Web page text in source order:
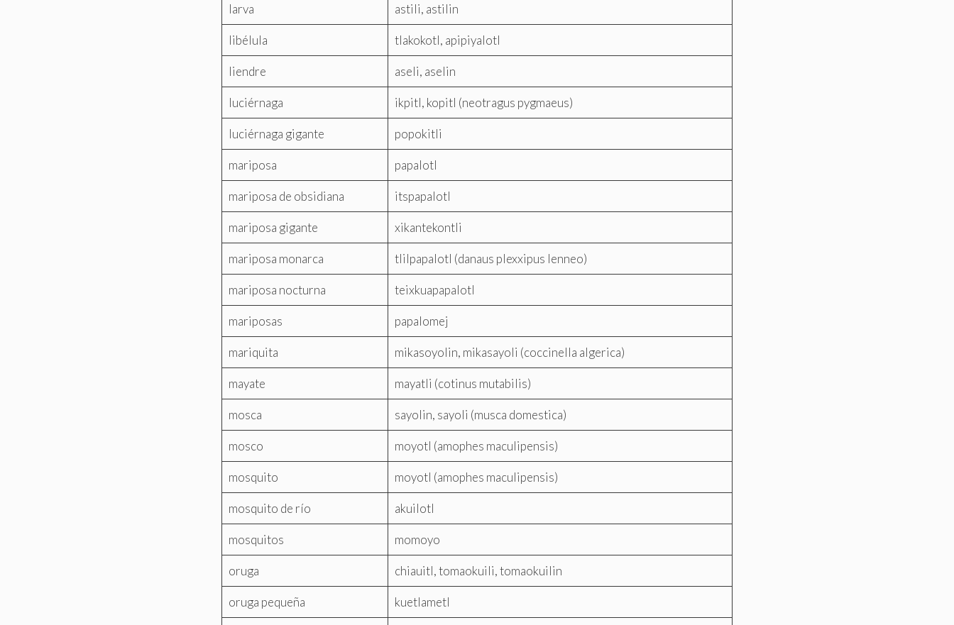
larva astili, astilin
libélula tlakokotl, apipiyalotl
liendre aseli, aselin
luciérnaga ikpitl, kopitl (neotragus pygmaeus)
luciérnaga gigante popokitli
mariposa papalotl
mariposa de obsidiana itspapalotl
mariposa gigante xikantekontli
mariposa monarca tlilpapalotl (danaus plexxipus lenneo)
mariposa nocturna teixkuapapalotl
mariposas papalomej
mariquita mikasoyolin, mikasayoli (coccinella algerica)
mayate mayatli (cotinus mutabilis)
mosca sayolin, sayoli (musca domestica)
mosco moyotl (amophes maculipensis)
mosquito moyotl (amophes maculipensis)
mosquito de río akuilotl
mosquitos momoyo
oruga chiauitl, tomaokuili, tomaokuilin
oruga pequeña kuetlametl